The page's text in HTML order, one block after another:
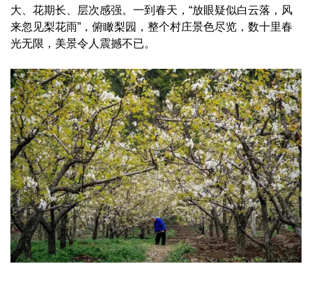
大、花期长、层次感强。一到春天，“放眼疑似白云落，风
来忽见梨花雨”，俯瞰梨园，整个村庄景色尽览，数十里春
光无限，美景令人震撼不已。